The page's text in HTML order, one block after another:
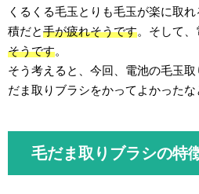
くるくる毛玉とりも毛玉が楽に取
積だと手が疲れそうです。そして、
そうです。
そう考えると、今回、電池の毛玉
だま取りブラシをかってよかったな
毛だま取りブラシの特